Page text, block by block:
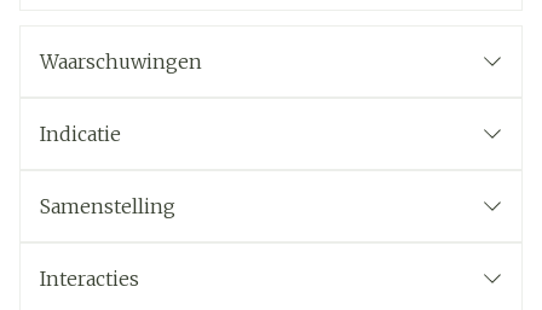
Waarschuwingen
Indicatie
Bij patiënten die onvoldoende controle bereiken
Samenstelling
Interacties